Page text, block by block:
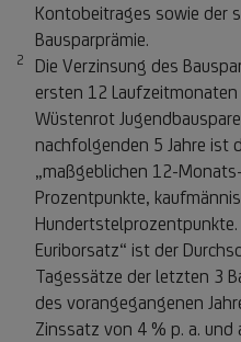
Kontobeitrages sowie der
Bausparprämie.
2 Fußnote 2
Die Verzinsung des
ersten 12
Wüstenrot
nachfolgenden 5 Jahre ist
„maßgeblichen 12-
Prozentpunkte,
Euriborsatz“ ist der
Tagessätze der letzten 3
des vorangegangenen
Zinssatz von 4 % p. a.